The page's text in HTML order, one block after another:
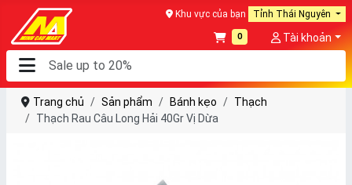
Khu vực của bạn Tỉnh Thái Nguyên
0 Tài khoản
Trang chủ Sản phẩm Bánh kẹo
Thạch
Thạch Rau Câu Long Hải 40Gr Vị Dừa